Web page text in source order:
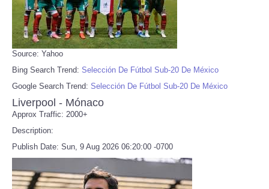
Source: Yahoo
Bing Search Trend: Selección De Fútbol Sub-20 De México
Google Search Trend: Selección De Fútbol Sub-20 De México
Liverpool - Mónaco
Approx Traffic: 2000+
Description:
Publish Date: Sun, 9 Aug 2026 06:20:00 -0700